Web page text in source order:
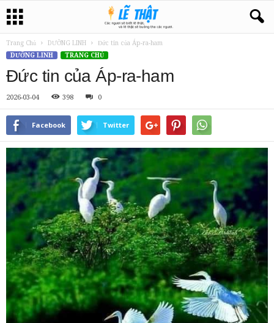
Trang Chủ DƯỠNG LINH
Đức tin của Áp-ra-ham
DƯỠNG LINH
TRANG CHỦ
Đức tin của Áp-ra-ham
2026-03-04 398 0
Facebook Twitter